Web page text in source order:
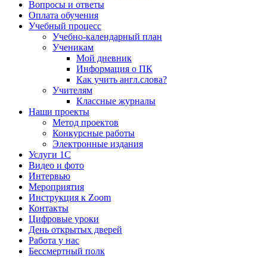
Вопросы и ответы
Оплата обучения
Учебный процесс
Учебно-календарный план
Ученикам
Мой дневник
Информация о ПК
Как учить англ.слова?
Учителям
Классные журналы
Наши проекты
Метод проектов
Конкурсные работы
Электронные издания
Услуги 1C
Видео и фото
Интервью
Мероприятия
Инструкция к Zoom
Контакты
Цифровые уроки
День открытых дверей
Работа у нас
Бессмертный полк